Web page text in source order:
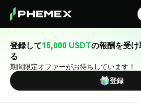
登録して15,000 USDTの報酬を受け
る
期間限定オファーがお待ちしています！
登録